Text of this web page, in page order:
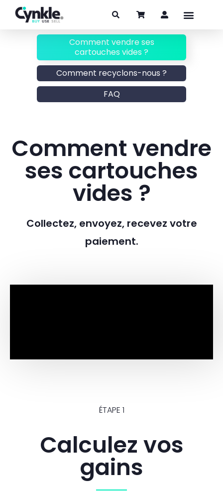
Comment vendre ses
cartouches vides ?
Comment recyclons-nous ?
FAQ
Comment vendre
ses cartouches
vides ?
Collectez, envoyez, recevez votre
paiement.
ÉTAPE 1
Calculez vos
gains